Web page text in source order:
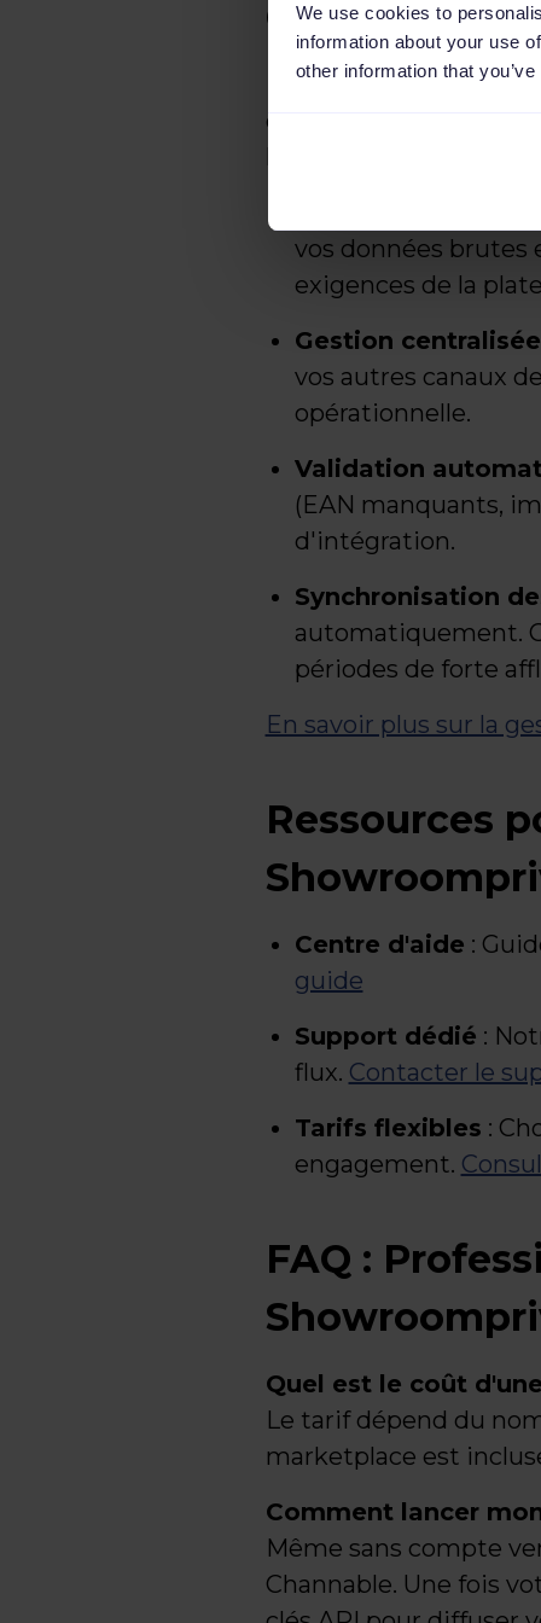
We use cookies to
information about your use
other information that
Channable
L'outil Channable
de piloter votre
l'API, vous bénéficiez
vos données brutes
exigences de la
Gestion
vos autres canaux
opérationnelle.
Validation
(EAN manquants,
d'intégration.
Synchronisation
automatiquement.
périodes de forte
En savoir plus sur la
Ressources
Centre d'aide :
guide
Support dédié :
flux. Contacter le
Tarifs flexibles :
engagement.
FAQ :
Quel est le coût
Le tarif dépend du
marketplace est
Comment lancer
Même sans compte
Channable. Une fois